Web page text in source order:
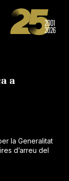
a
la Generalitat
d’arreu del